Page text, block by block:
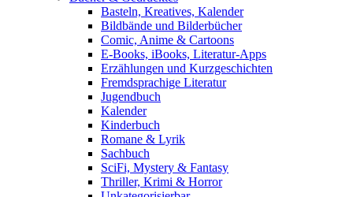
Basteln, Kreatives, Kalender
Bildbände und Bilderbücher
Comic, Anime & Cartoons
E-Books, iBooks, Literatur-Apps
Erzählungen und Kurzgeschichten
Fremdsprachige Literatur
Jugendbuch
Kalender
Kinderbuch
Romane & Lyrik
Sachbuch
SciFi, Mystery & Fantasy
Thriller, Krimi & Horror